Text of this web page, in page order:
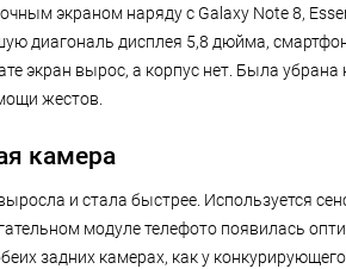
экраном наряду с Galaxy Note 8,
диагональ дисплея 5,8 дюйма,
экран вырос, а корпус нет. Была
жестов.
камера
и стала быстрее. Используется
модуле телефото появилась
задних камерах, как у